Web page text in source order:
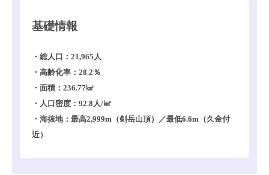
基礎情報
・総人口：21,965人
・高齢化率：28.2％
・面積：236.77㎢
・人口密度：92.8人/㎢
・海抜地：最高2,999m（剣岳山頂）／最低6.6m（久金付
近）